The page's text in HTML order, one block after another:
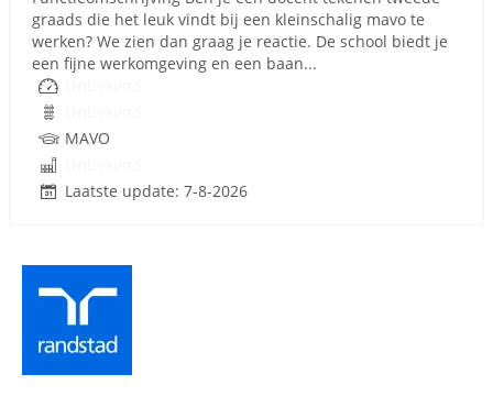
graads die het leuk vindt bij een kleinschalig mavo te
werken? We zien dan graag je reactie. De school biedt je
een fijne werkomgeving en een baan...
MAVO
Laatste update: 7-8-2026